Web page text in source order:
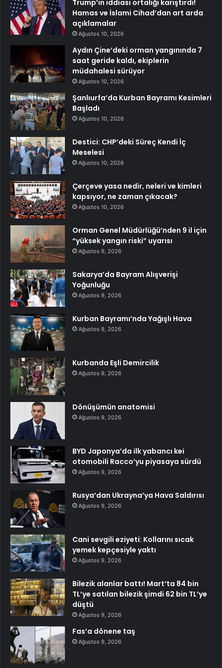
Trump’ın iddiası ortalığı karıştırdı!
Hamas ve İslami Cihad’dan art arda
açıklamalar
Ağustos 10, 2026
Aydın Çine’deki orman yangınında 7
saat geride kaldı, ekiplerin
müdahalesi sürüyor
Ağustos 10, 2026
Şanlıurfa’da Kurban Bayramı Kesimleri
Başladı
Ağustos 10, 2026
Destici: CHP’deki Süreç Kendi İç
Meselesi
Ağustos 10, 2026
Çerçeve yasa nedir, neleri ve kimleri
kapsıyor, ne zaman çıkacak?
Ağustos 10, 2026
Orman Genel Müdürlüğü’nden 9 il için
“yüksek yangın riski” uyarısı
Ağustos 9, 2026
Sakarya’da Bayram Alışverişi
Yoğunluğu
Ağustos 9, 2026
Kurban Bayramı’nda Yağışlı Hava
Ağustos 9, 2026
Kurbanda Eşli Demircilik
Ağustos 9, 2026
Dönüşümün anatomisi
Ağustos 9, 2026
BYD Japonya’da ilk yabancı kei
otomobili Racco’yu piyasaya sürdü
Ağustos 9, 2026
Rusya’dan Ukrayna’ya Hava Saldırısı
Ağustos 9, 2026
Cani sevgili eziyeti: Kollarını sıcak
yemek kepçesiyle yaktı
Ağustos 9, 2026
Bilezik alanlar battı! Mart’ta 84 bin
TL’ye satılan bilezik şimdi 62 bin TL’ye
düştü
Ağustos 9, 2026
Fas’a dönene taş
Ağustos 9, 2026